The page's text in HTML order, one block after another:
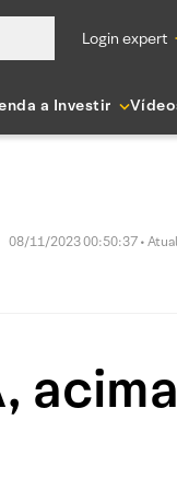
login expert
a Investir
08/11/2023 00:50:37 •